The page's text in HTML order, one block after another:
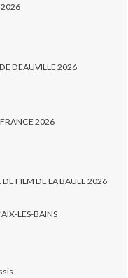
2026
DEAUVILLE 2026
2026
FILM DE LA BAULE 2026
LES-BAINS